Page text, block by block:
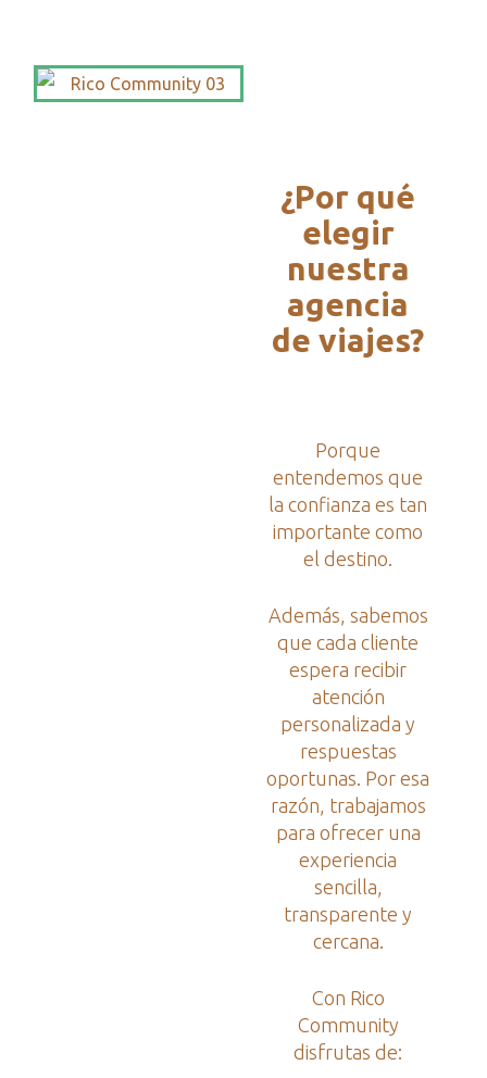
¿Por qué
elegir
nuestra
agencia
de viajes?
Porque
entendemos que
la confianza es tan
importante como
el destino.
Además, sabemos
que cada cliente
espera recibir
atención
personalizada y
respuestas
oportunas. Por esa
razón, trabajamos
para ofrecer una
experiencia
sencilla,
transparente y
cercana.
Con Rico
Community
disfrutas de: